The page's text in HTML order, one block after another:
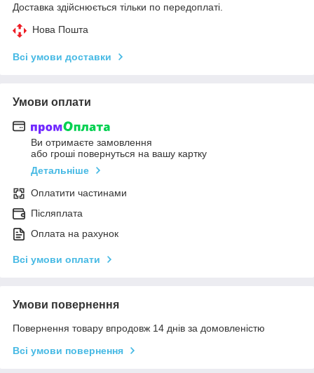
Доставка здійснюється тільки по передоплаті.
Нова Пошта
Всі умови доставки
Умови оплати
Ви отримаєте замовлення
або гроші повернуться на вашу картку
Детальніше
Оплатити частинами
Післяплата
Оплата на рахунок
Всі умови оплати
Умови повернення
Повернення товару впродовж 14 днів за домовленістю
Всі умови повернення